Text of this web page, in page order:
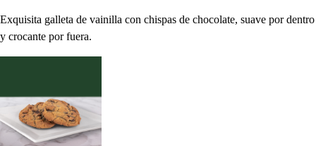
Exquisita galleta de vainilla con chispas de chocolate, suave por dentro
y crocante por fuera.